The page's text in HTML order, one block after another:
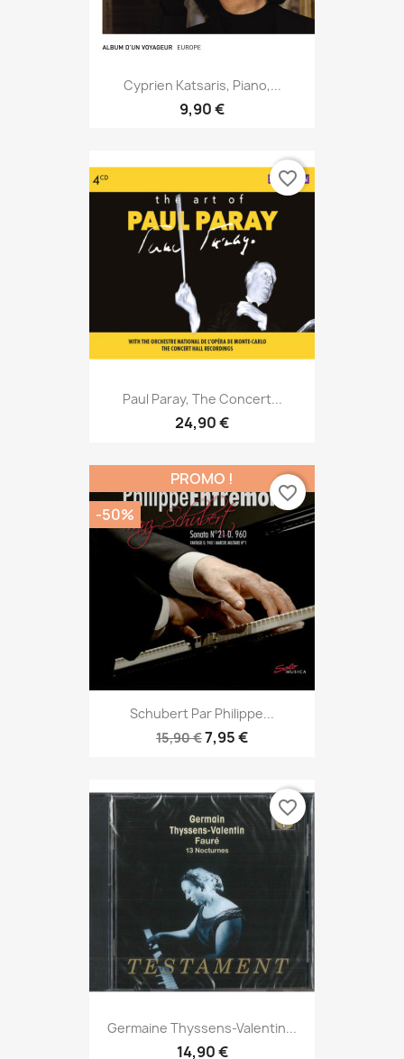
Cyprien Katsaris, Piano,...
9,90 €
Paul Paray, The Concert...
24,90 €
favorite_border
Schubert Par Philippe...
15,90 €7,95 €
PROMO !
-50%
favorite_border
Germaine Thyssens-Valentin...
14,90 €
favorite_border